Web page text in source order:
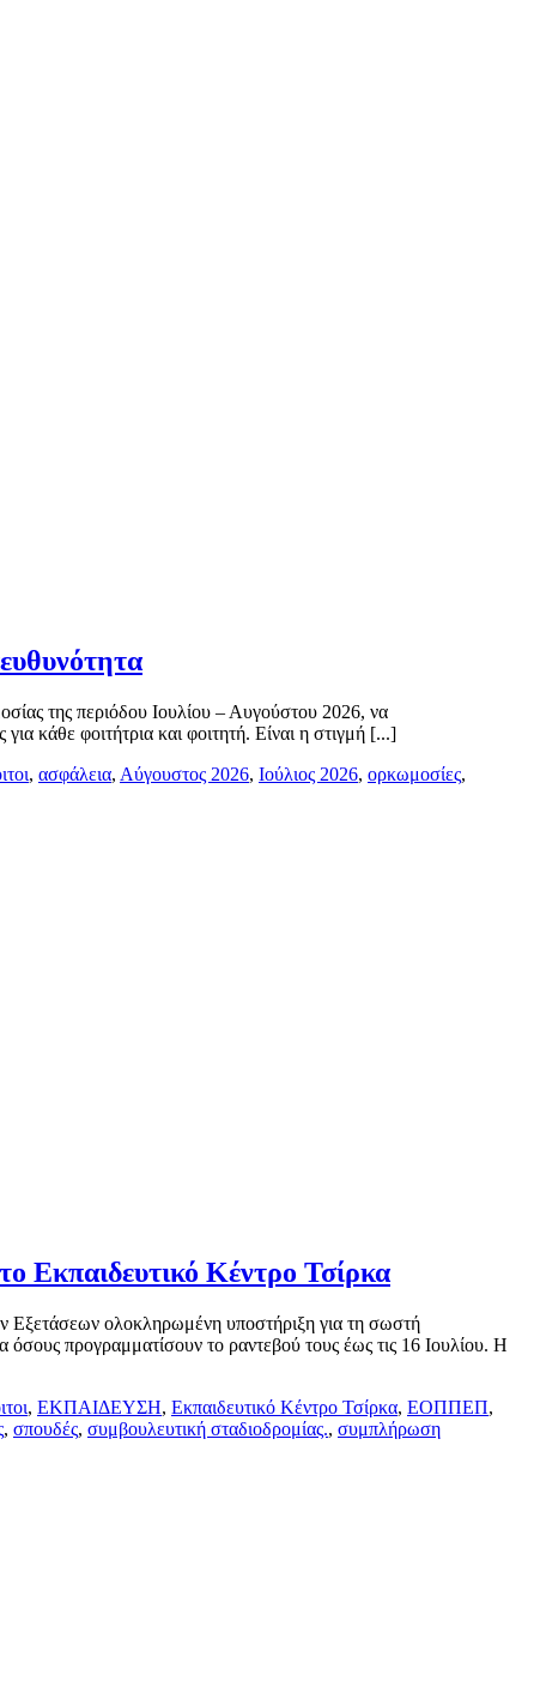
της περιόδου Ιουλίου – Αυγούστου 2026, να
κάθε φοιτήτρια και φοιτητή. Είναι η στιγμή [...]
, ασφάλεια, Αύγουστος 2026, Ιούλιος 2026, ορκωμοσίες,
Εκπαιδευτικό Κέντρο Τσίρκα
Εξετάσεων ολοκληρωμένη υποστήριξη για τη σωστή
προγραμματίσουν το ραντεβού τους έως τις 16 Ιουλίου. Η
, ΕΚΠΑΙΔΕΥΣΗ, Εκπαιδευτικό Κέντρο Τσίρκα, ΕΟΠΠΕΠ,
, σπουδές, συμβουλευτική σταδιοδρομίας., συμπλήρωση